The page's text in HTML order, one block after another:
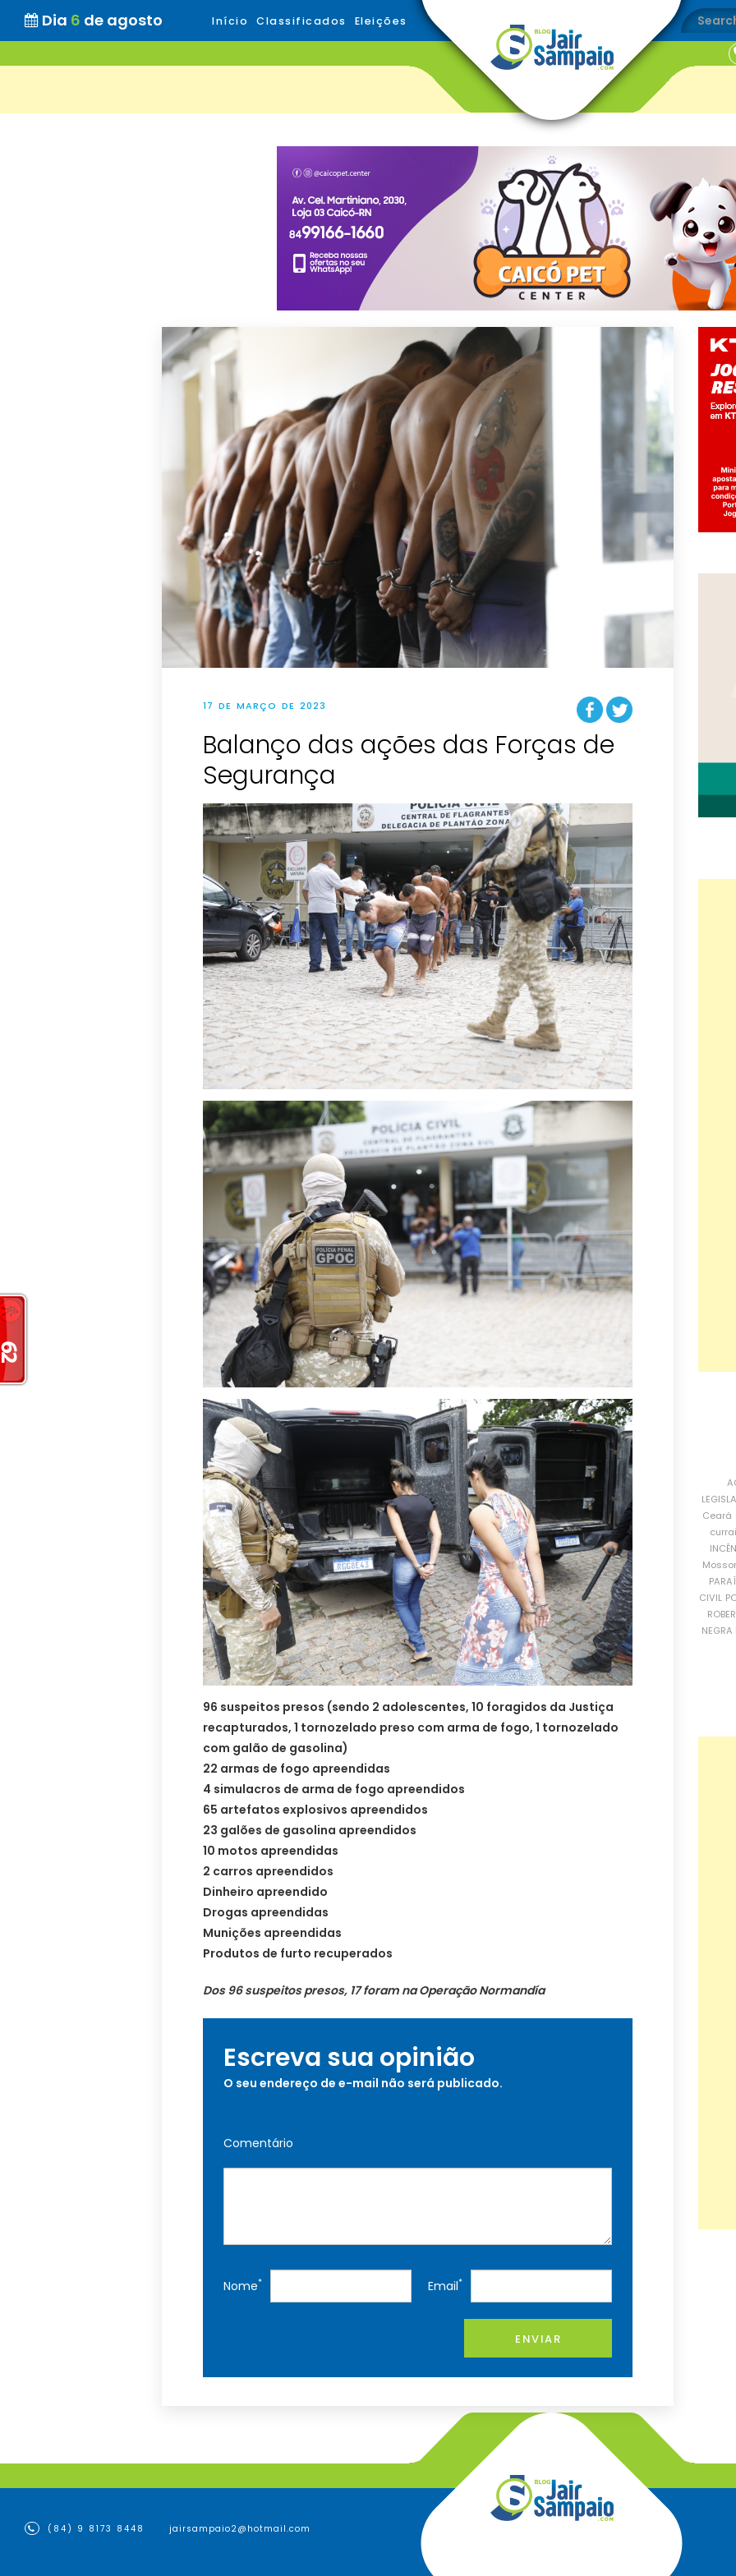
Dia 6 de agosto Início Classificados Eleições
17 DE MARÇO DE 2023
Balanço das ações das Forças de
Segurança
96 suspeitos presos (sendo 2 adolescentes, 10 foragidos da Justiça
recapturados, 1 tornozelado preso com arma de fogo, 1 tornozelado
com galão de gasolina)
22 armas de fogo apreendidas
4 simulacros de arma de fogo apreendidos
65 artefatos explosivos apreendidos
23 galões de gasolina apreendidos
10 motos apreendidas
2 carros apreendidos
Dinheiro apreendido
Drogas apreendidas
Munições apreendidas
Produtos de furto recuperados
Dos 96 suspeitos presos, 17 foram na Operação Normandía
Escreva sua opinião
O seu endereço de e-mail não será publicado.
Comentário
Nome* Email*
ENVIAR
Ceará
CIVIL
NEGRA
(84) 9 8173 8448 jairsampaio2@hotmail.com